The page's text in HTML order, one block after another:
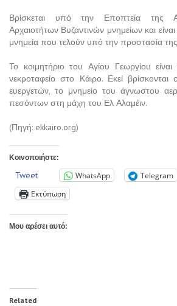
Βρίσκεται υπό την Εποπτεία της
Αρχαιοτήτων Βυζαντινών μνημείων και είναι
μνημεία που τελούν υπό την προστασία
Το κοιμητήριο του Αγίου Γεωργίου είναι
νεκροταφείο στο Κάιρο. Εκεί
ευεργετών, το μνημείο του άγνωστου
πεσόντων στη μάχη του Ελ Αλαμέιν.
(Πηγή: ekkairo.org)
Κοινοποιήστε:
Tweet WhatsApp Telegram
Εκτύπωση
Μου αρέσει αυτό:
Related